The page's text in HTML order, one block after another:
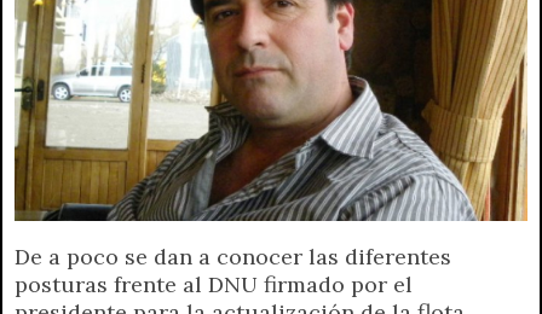
De a poco se dan a conocer las diferentes
posturas frente al DNU firmado por el